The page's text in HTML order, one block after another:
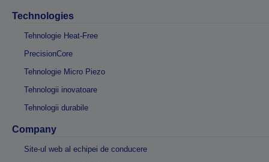
Technologies
Tehnologie Heat-Free
PrecisionCore
Tehnologie Micro Piezo
Tehnologii inovatoare
Tehnologii durabile
Company
Site-ul web al echipei de conducere